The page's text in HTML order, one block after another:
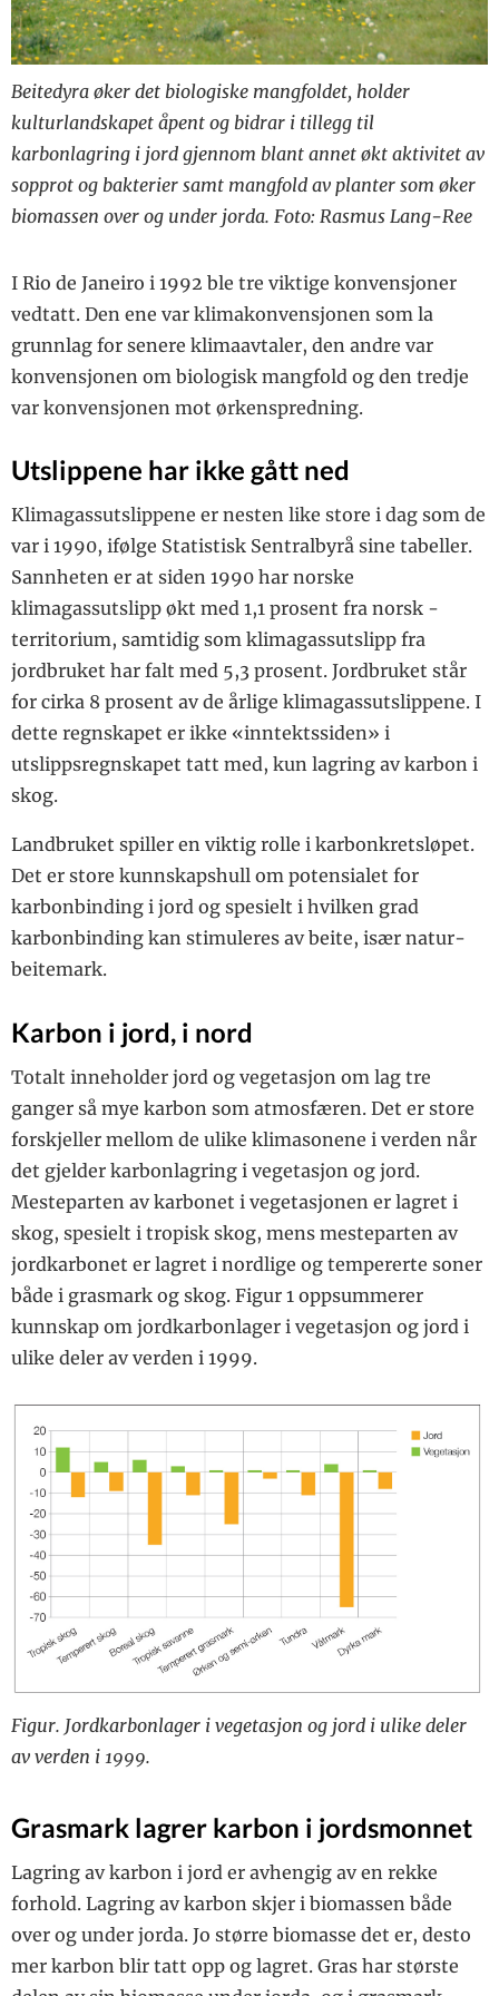
FORSKJELLIG
DAGROS
VI I TINE
Vi i Tine
MEDLEMSINFO
Geno
Geno
SMÅTT TIL NYTTE
Smått til nytte
Beitedyra øker det biologiske mangfoldet, holder
kulturlandskapet åpent og bidrar i tillegg til
karbonlagring i jord gjennom blant annet økt aktivitet av
sopprot og bakterier samt mangfold av planter som øker
biomassen over og under jorda. Foto: Rasmus Lang-Ree
I Rio de Janeiro i 1992 ble tre ­viktige konvensjoner
vedtatt. Den ene var klimakonvensjonen som la
grunnlag for senere klima­avtaler, den andre var
konvensjonen om biologisk mangfold og den tredje
var konvensjonen mot ørkenspredning.
Utslippene har ikke gått ned
Klimagassutslippene er nesten like store i dag som de
var i 1990, ifølge Statistisk Sentralbyrå sine tabeller.
Sannheten er at siden 1990 har norske
klimagassutslipp økt med 1,1 prosent fra norsk ­
territorium, samtidig som klima­gassutslipp fra
jordbruket har falt med 5,3 prosent. Jordbruket står
for cirka 8 prosent av de årlige ­klimagassutslippene. I
dette regn­skapet er ikke «inntektssiden» i
utslippsregnskapet tatt med, kun lagring av karbon i
skog.
Landbruket spiller en viktig rolle i karbonkretsløpet.
Det er store kunnskapshull om potensialet for
karbonbinding i jord og spesielt i hvilken grad
karbonbinding kan stimuleres av beite, især natur­
beitemark.
Karbon i jord, i nord
Totalt inneholder jord og vegetasjon om lag tre
ganger så mye karbon som atmosfæren. Det er store
forskjeller mellom de ulike klimasonene i verden når
det ­gjelder karbonlagring i vegetasjon og jord.
Mesteparten av karbonet i vegetasjonen er lagret i
skog, spesielt i tropisk skog, mens ­mesteparten av
jordkarbonet er lagret i nordlige og tempererte soner
både i grasmark og skog. Figur 1 oppsummerer
kunnskap om jordkarbonlager i vegetasjon og jord i
ulike deler av verden i 1999.
Figur. Jordkarbonlager i vegetasjon og jord i ulike deler
av verden i 1999.
Grasmark lagrer karbon i jordsmonnet
Lagring av karbon i jord er av­­hengig av en rekke
forhold. ­Lagring av karbon skjer i bio­massen både
over og under jorda. Jo større ­biomasse det er, desto
mer karbon blir tatt opp og lagret. Gras har største